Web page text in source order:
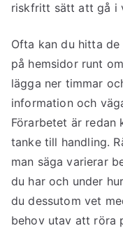
riskfritt sätt att gå i
Ofta kan du hitta de
på hemsidor runt
lägga ner timmar
information och
Förarbetet är redan
tanke till handling.
man säga varierar
du har och under
du dessutom vet
behov utav att röra